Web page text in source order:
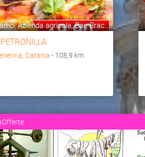
Azienda agricola, Bar, Brac...
Catania - 108,9 km